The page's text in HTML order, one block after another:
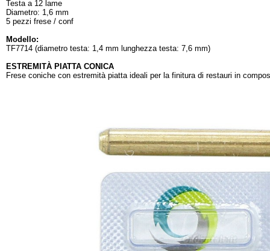
Testa a 12 lame
Diametro: 1,6 mm
5 pezzi frese / conf
Modello:
TF7714 (diametro testa: 1,4 mm lunghezza testa: 7,6 mm)
ESTREMITÀ PIATTA CONICA
Frese coniche con estremità piatta ideali per la finitura di restauri in